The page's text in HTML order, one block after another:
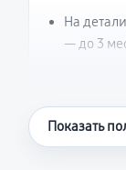
На
— до 3
Что
Показать